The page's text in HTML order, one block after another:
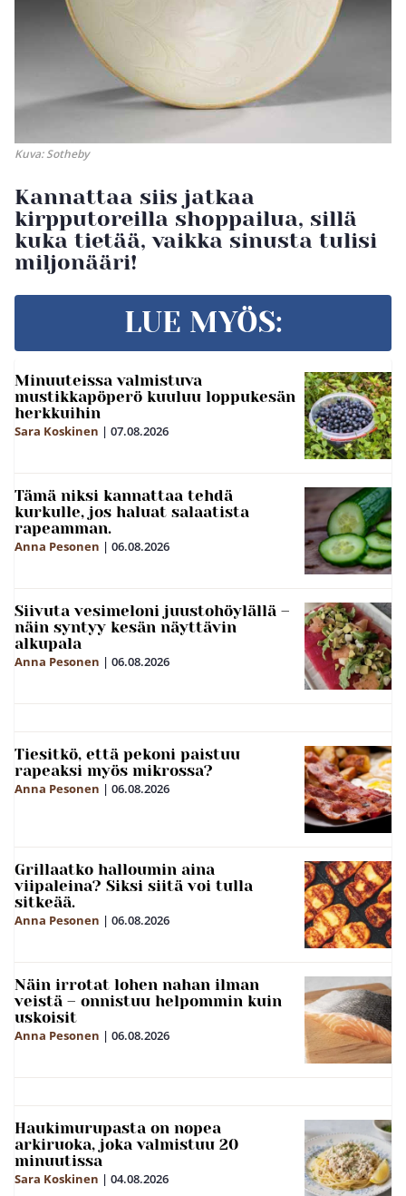
Kuva:Sotheby
Kannattaa siis jatkaa
kirpputoreilla shoppailua, sillä
kuka tietää, vaikka sinusta tulisi
miljonääri!
LUE MYÖS:
Minuuteissa valmistuva
mustikkapöperö kuuluu loppukesän
herkkuihin
Sara Koskinen | 07.08.2026
Tämä niksi kannattaa tehdä
kurkulle, jos haluat salaatista
rapeamman.
Anna Pesonen | 06.08.2026
Siivuta vesimeloni juustohöylällä –
näin syntyy kesän näyttävin
alkupala
Anna Pesonen | 06.08.2026
Tiesitkö, että pekoni paistuu
rapeaksi myös mikrossa?
Anna Pesonen | 06.08.2026
Grillaatko halloumin aina
viipaleina? Siksi siitä voi tulla
sitkeää.
Anna Pesonen | 06.08.2026
Näin irrotat lohen nahan ilman
veistä – onnistuu helpommin kuin
uskoisit
Anna Pesonen | 06.08.2026
Haukimurupasta on nopea
arkiruoka, joka valmistuu 20
minuutissa
Sara Koskinen | 04.08.2026